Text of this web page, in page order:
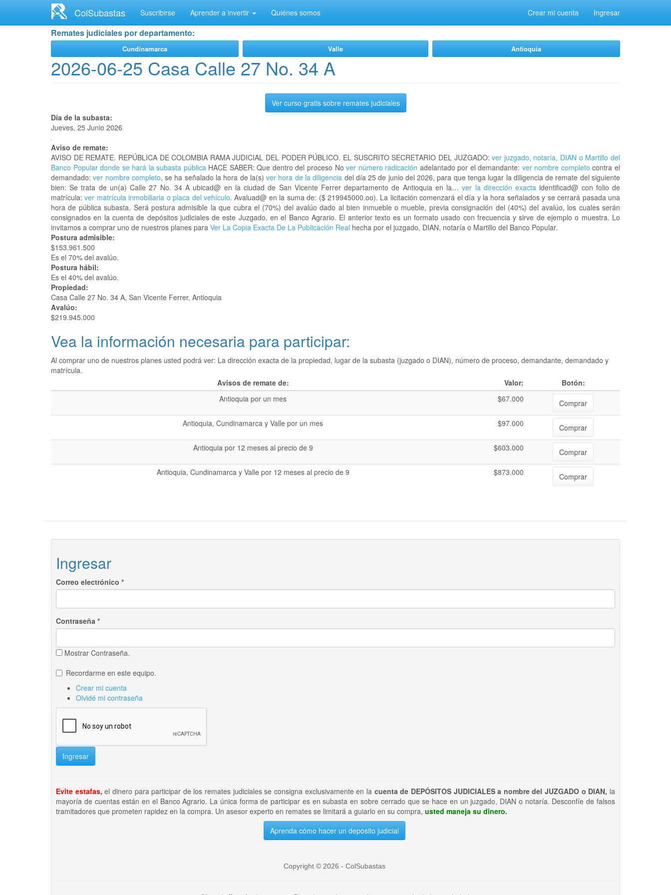
contenido
ColSubastas Suscribirse Aprender a invertir Quiénes somos Crear mi cuenta Ingresar
Remates judiciales por departamento:
Cundinamarca Valle Antioquia
2026-06-25 Casa Calle 27 No. 34 A
Ver curso gratis sobre remates judiciales
Día de la subasta:
Jueves, 25 Junio 2026
Aviso de remate:
AVISO DE REMATE. REPÚBLICA DE COLOMBIA RAMA JUDICIAL DEL PODER PÚBLICO. EL SUSCRITO SECRETARIO DEL JUZGADO: ver juzgado, notaría, DIAN o Martillo del
Banco Popular donde se hará la subasta públicaHACE SABER: Que dentro del proceso Nover número radicación adelantado por el demandante: ver nombre completo contra el
demandado:ver nombre completo, se ha señalado la hora de la(s)ver hora de la diligencia del día 25 de junio del 2026, para que tenga lugar la diligencia de remate del siguiente
bien: Se trata de un(a) Calle 27 No. 34 A ubicad@ en la ciudad de San Vicente Ferrer departamento de Antioquia en la…ver la dirección exacta identificad@ con folio de
matrícula:ver matrícula inmobiliaria o placa del vehículo. Avaluad@ en la suma de: ($ 219945000.oo). La licitación comenzará el día y la hora señalados y se cerrará pasada una
hora de pública subasta. Será postura admisible la que cubra el (70%) del avalúo dado al bien inmueble o mueble, previa consignación del (40%) del avalúo, los cuales serán
consignados en la cuenta de depósitos judiciales de este Juzgado, en el Banco Agrario. El anterior texto es un formato usado con frecuencia y sirve de ejemplo o muestra. Lo
invitamos a comprar uno de nuestros planes para Ver La Copia Exacta De La Publicación Real hecha por el juzgado, DIAN, notaría o Martillo del Banco Popular.
Postura admisible:
$153.961.500
Es el 70% del avalúo.
Postura hábil:
Es el 40% del avalúo.
Propiedad:
Casa Calle 27 No. 34 A, San Vicente Ferrer, Antioquia
Avalúo:
$219.945.000
Vea la información necesaria para participar:
Al comprar uno de nuestros planes usted podrá ver: La dirección exacta de la propiedad, lugar de la subasta (juzgado o DIAN), número de proceso, demandante, demandado y
matrícula.
Avisos de remate de:
Valor:
Botón:
Antioquia por un mes
$67.000
Comprar
Antioquia, Cundinamarca y Valle por un mes
$97.000
Comprar
Antioquia por 12 meses al precio de 9
$603.000
Comprar
Antioquia, Cundinamarca y Valle por 12 meses al precio de 9
$873.000 Comprar
Ingresar
Correo electrónico *
Contraseña *
Mostrar Contraseña.
Recordarme en este equipo.
Crear mi cuenta
Olvidé mi contraseña
Ingresar
Evite estafas, el dinero para participar de los remates judiciales se consigna exclusivamente en lacuenta de DEPÓSITOS JUDICIALES a nombre del JUZGADO o DIAN, la
mayoría de cuentas están en el Banco Agrario. La única forma de participar es en subasta en sobre cerrado que se hace en un juzgado, DIAN o notaría. Desconfíe de falsos
tramitadores que prometen rapidez en la compra. Un asesor experto en remates se limitará a guiarlo en su compra, usted maneja su dinero.
Aprenda cómo hacer un deposito judicial
Copyright © 2026 - ColSubastas